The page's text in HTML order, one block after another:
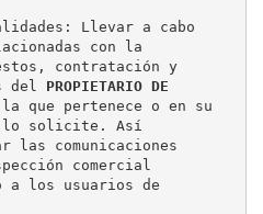
Llevar a cabo
con la
contratación y
del
PROPIETARIO DE
que pertenece o en su
lo solicite. Así
las comunicaciones
comercial
a los usuarios de